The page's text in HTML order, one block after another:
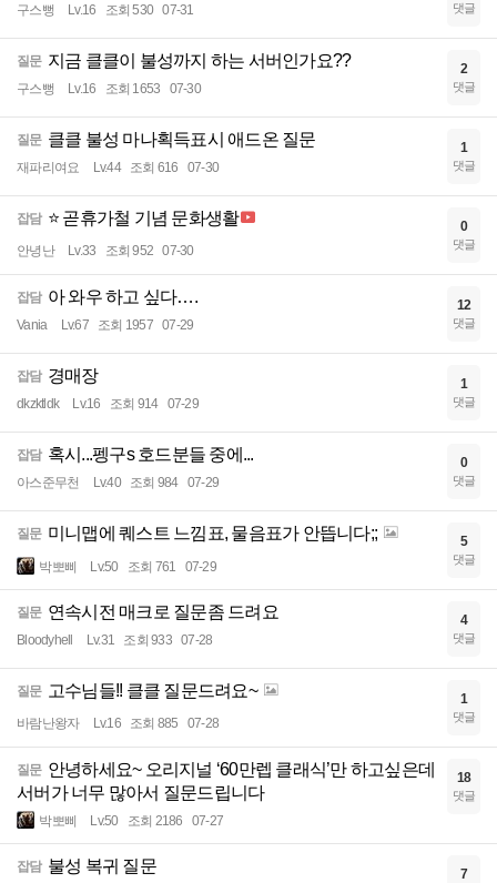
구스뻥 Lv.16 조회 530 07-31 댓글
질문 지금 클클이 불성까지 하는 서버인가요??
구스뻥 Lv.16 조회 1653 07-30
2
댓글
질문 클클 불성 마나획득표시 애드온 질문
재파리여요 Lv.44 조회 616 07-30
1
댓글
잡담 ⭐ 곧휴가철 기념 문화생활
안녕난 Lv.33 조회 952 07-30
0
댓글
잡담 아 와우 하고 싶다….
Vania Lv.67 조회 1957 07-29
12
댓글
잡담 경매장
dkzktldk Lv.16 조회 914 07-29
1
댓글
잡담 혹시...펭구s 호드분들 중에...
아스준무천 Lv.40 조회 984 07-29
0
댓글
질문 미니맵에 퀘스트 느낌표, 물음표가 안뜹니다;;
박뽀삐 Lv.50 조회 761 07-29
5
댓글
질문 연속시전 매크로 질문좀 드려요
Bloodyhell Lv.31 조회 933 07-28
4
댓글
질문 고수님들!! 클클 질문드려요~
바람난왕자 Lv.16 조회 885 07-28
1
댓글
질문 안녕하세요~ 오리지널 ‘60만렙 클래식’만 하고싶은데
서버가 너무 많아서 질문드립니다
박뽀삐 Lv.50 조회 2186 07-27
18
댓글
잡담 불성 복귀 질문 7